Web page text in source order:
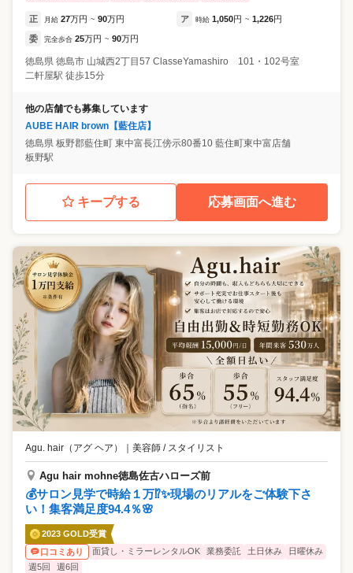
正 月給 27万円 ~ 90万円 ア 時給 1,050円 ~ 1,226円
委 完全歩合 25万円 ~ 90万円
徳島県 徳島市 山城西2丁目57 ClasseYamashiro 101・102号室
二軒屋駅 徒歩15分
他の店舗でも募集しています
AUBE HAIR brown【藍住店】
徳島県 板野郡藍住町 東中富長江傍示80番10 藍住町東中富店舗
板野駅
キープする 応募画面へ進む
Agu. hair（アグ ヘア） ｜ 美容師 / スタイリスト
Agu hair mohne徳島佐古ハローズ前
💰サロン見学で時給１万⁉✨現場のリアルをご体験下さ
い！集客満足度94.4％🌸
2023 GOLD受賞
口コミあり
面貸し・ミラーレンタルOK 業務委託 土日休み
日曜休み
週5回
週6回